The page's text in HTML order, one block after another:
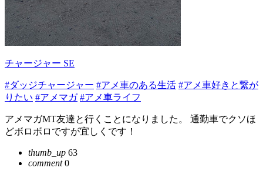
チャージャー SE
#ダッジチャージャー #アメ車のある生活 #アメ車好きと繋が
りたい #アメマガ #アメ車ライフ
アメマガMT友達と行くことになりました。 通勤車でクソほ
どボロボロですが宜しくです！
thumb_up 63
comment0